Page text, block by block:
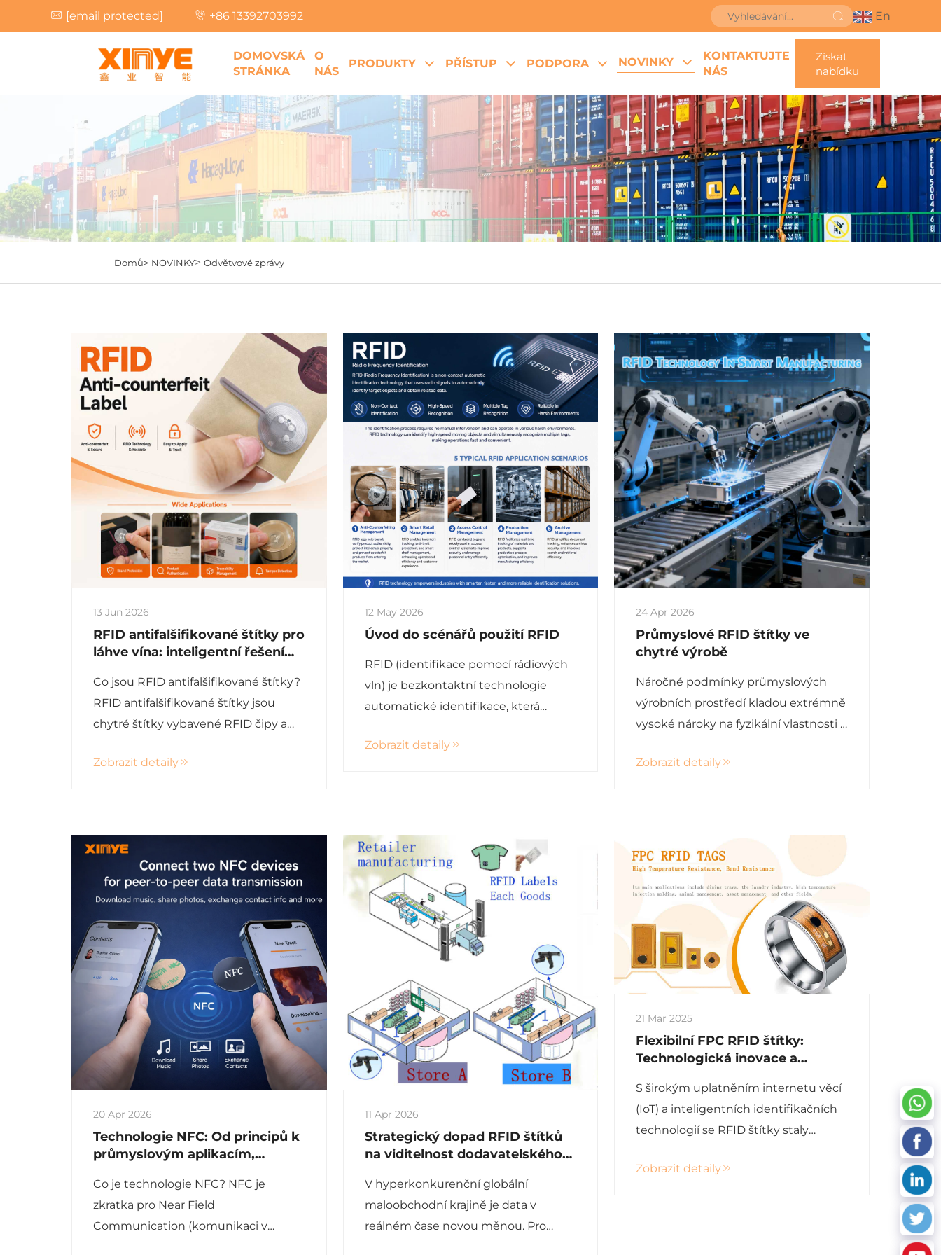
[email protected] +86 13392703992 En
DOMOVSKÁ
STRÁNKA
O
NÁS
PRODUKTY PŘÍSTUP PODPORA NOVINKY
KONTAKTUJTE
NÁS
Získat
nabídku
Domů> NOVINKY> Odvětvové zprávy
13 Jun 2026
RFID antifalšifikované štítky pro
láhve vína: inteligentní řešení
Co jsou RFID antifalšifikované štítky?
RFID antifalšifikované štítky jsou
chytré štítky vybavené RFID čipy a
jedinečné identifikační číslo, které
Zobrazit detaily
12 May 2026
Úvod do scénářů použití RFID
RFID (identifikace pomocí rádiových
vln) je bezkontaktní technologie
automatické identifikace, která
identifikaci cílových objektů a získání
Zobrazit detaily
24 Apr 2026
Průmyslové RFID štítky ve
chytré výrobě
Náročné podmínky průmyslových
výrobních prostředí kladou extrémně
vysoké nároky na fyzikální vlastnosti a
RFID štítků určených pro
Zobrazit detaily
20 Apr 2026
Technologie NFC: Od principů k
průmyslovým aplikacím,
podniků
Co je technologie NFC? NFC je
zkratka pro Near Field
Communication (komunikaci v
11 Apr 2026
Strategický dopad RFID štítků
na viditelnost dodavatelského
V hyperkonkurenční globální
maloobchodní krajině je data v
reálném čase novou měnou. Pro
21 Mar 2025
Flexibilní FPC RFID štítky:
Technologická inovace a
odvětvích
S širokým uplatněním internetu věcí
(IoT) a inteligentních identifikačních
technologií se RFID štítky staly
položek a sledování proti padělání.
Zobrazit detaily